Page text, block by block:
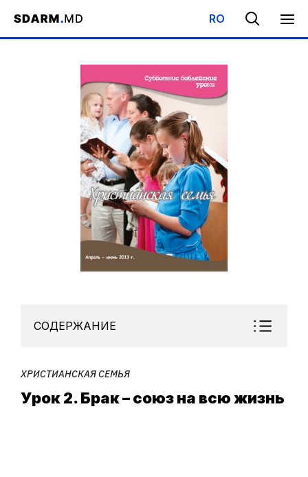
RO
Начало / Библиотека / Субботняя Школа / Христианская
СОДЕРЖАНИЕ
ХРИСТИАНСКАЯ СЕМЬЯ
Урок 2. Брак – союз на всю жизнь